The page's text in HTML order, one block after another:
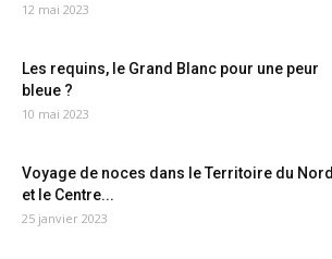
12 mai 2023
Les requins, le Grand Blanc pour une peur
bleue ?
10 mai 2023
Voyage de noces dans le Territoire du Nord
et le Centre...
25 janvier 2023